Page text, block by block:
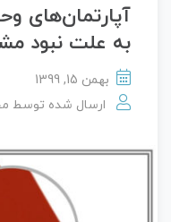
آپارتمان‌های
به علت نبود
بهمن 15, 1399
ارسال شده توسط